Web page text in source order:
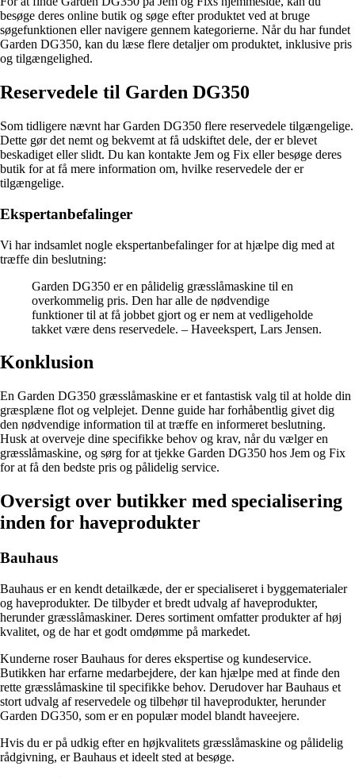
besøge deres online butik og søge efter produktet ved at bruge
søgefunktionen eller navigere gennem kategorierne. Når du har fundet
Garden DG350, kan du læse flere detaljer om produktet, inklusive pris
og tilgængelighed.
Reservedele til Garden DG350
Som tidligere nævnt har Garden DG350 flere reservedele tilgængelige.
Dette gør det nemt og bekvemt at få udskiftet dele, der er blevet
beskadiget eller slidt. Du kan kontakte Jem og Fix eller besøge deres
butik for at få mere information om, hvilke reservedele der er
tilgængelige.
Ekspertanbefalinger
Vi har indsamlet nogle ekspertanbefalinger for at hjælpe dig med at
træffe din beslutning:
Garden DG350 er en pålidelig græsslåmaskine til en
overkommelig pris. Den har alle de nødvendige
funktioner til at få jobbet gjort og er nem at vedligeholde
takket være dens reservedele. – Haveekspert, Lars Jensen.
Konklusion
En Garden DG350 græsslåmaskine er et fantastisk valg til at holde din
græsplæne flot og velplejet. Denne guide har forhåbentlig givet dig
den nødvendige information til at træffe en informeret beslutning.
Husk at overveje dine specifikke behov og krav, når du vælger en
græsslåmaskine, og sørg for at tjekke Garden DG350 hos Jem og Fix
for at få den bedste pris og pålidelig service.
Oversigt over butikker med specialisering
inden for haveprodukter
Bauhaus
Bauhaus er en kendt detailkæde, der er specialiseret i byggematerialer
og haveprodukter. De tilbyder et bredt udvalg af haveprodukter,
herunder græsslåmaskiner. Deres sortiment omfatter produkter af høj
kvalitet, og de har et godt omdømme på markedet.
Kunderne roser Bauhaus for deres ekspertise og kundeservice.
Butikken har erfarne medarbejdere, der kan hjælpe med at finde den
rette græsslåmaskine til specifikke behov. Derudover har Bauhaus et
stort udvalg af reservedele og tilbehør til haveprodukter, herunder
Garden DG350, som er en populær model blandt haveejere.
Hvis du er på udkig efter en højkvalitets græsslåmaskine og pålidelig
rådgivning, er Bauhaus et ideelt sted at besøge.